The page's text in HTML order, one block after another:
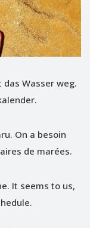
Wasser weg.
On a besoin
de marées.
It seems to us,